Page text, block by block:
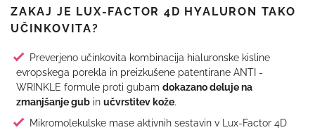
ZAKAJ JE LUX-FACTOR 4D HYALURON TAKO
UČINKOVITA?
Preverjeno učinkovita kombinacija hialuronske kisline
evropskega porekla in preizkušene patentirane ANTI -
WRINKLE formule proti gubam dokazano deluje na
zmanjšanje gub in učvrstitev kože.
Mikromolekulske mase aktivnih sestavin v Lux-Factor 4D